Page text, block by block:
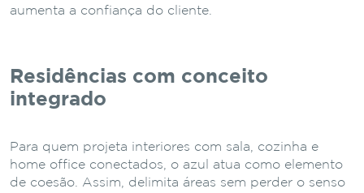
aumenta a confiança do cliente.
Residências com conceito
integrado
Para quem projeta interiores com sala, cozinha e
home office conectados, o azul atua como elemento
de coesão. Assim, delimita áreas sem perder o senso